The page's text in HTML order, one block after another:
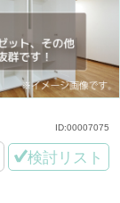
検討リスト
ID:00007075